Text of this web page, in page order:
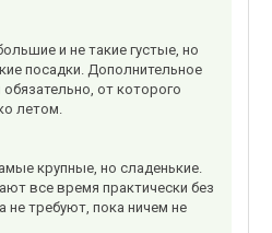
и не такие густые, но
посадки. Дополнительное
от которого
летом.
крупные, но сладенькие.
все время практически без
не требуют, пока ничем не